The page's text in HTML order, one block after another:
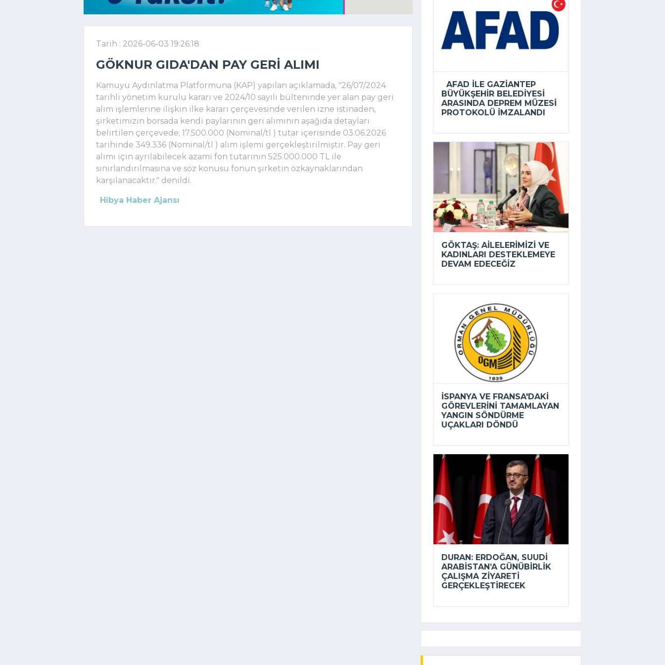
Tarih : 2026-06-03 19:26:18
GÖKNUR GIDA'DAN PAY GERI ALIMI
Kamuyu Aydınlatma Platformuna (KAP) yapılan açıklamada, "26/07/2024
tarihli yönetim kurulu kararı ve 2024/10 sayılı bülteninde yer alan pay geri
alım işlemlerine ilişkin ilke kararı çerçevesinde verilen izne istinaden,
şirketimizin borsada kendi paylarının geri alımının aşağıda detayları
belirtilen çerçevede; 17.500.000 (Nominal/tl ) tutar içerisinde 03.06.2026
tarihinde 349.336 (Nominal/tl ) alım işlemi gerçekleştirilmiştir. Pay geri
alımı için ayrılabilecek azami fon tutarının 525.000.000 TL ile
sınırlandırılmasına ve söz konusu fonun şirketin özkaynaklarından
karşılanacaktır." denildi.
Hibya Haber Ajansı
AFAD ILE GAZIANTEP
BÜYÜKŞEHIR BELEDIYESI
ARASINDA DEPREM MÜZESI
PROTOKOLÜ IMZALANDI
GÖKTAŞ: AILELERIMIZI VE
KADINLARI DESTEKLEMEYE
DEVAM EDECEĞIZ
İSPANYA VE FRANSA'DAKI
GÖREVLERINI TAMAMLAYAN
YANGIN SÖNDÜRME
UÇAKLARI DÖNDÜ
DURAN: ERDOĞAN, SUUDI
ARABISTAN’A GÜNÜBIRLIK
ÇALIŞMA ZIYARETI
GERÇEKLEŞTIRECEK